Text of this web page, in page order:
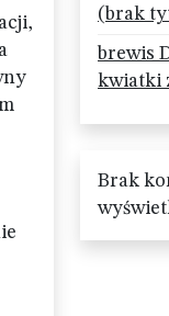
(brak
brewis
kwiatki
Brak